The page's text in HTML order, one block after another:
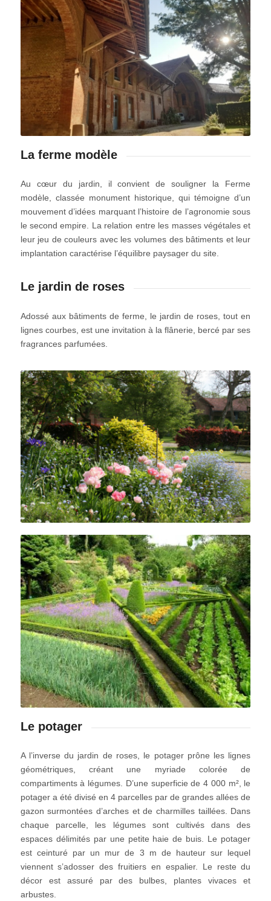
La ferme modèle
Au cœur du jardin, il convient de souligner la Ferme
modèle, classée monument historique, qui témoigne d’un
mouvement d’idées marquant l’histoire de l’agronomie sous
le second empire. La relation entre les masses végétales et
leur jeu de couleurs avec les volumes des bâtiments et leur
implantation caractérise l’équilibre paysager du site.
Le jardin de roses
Adossé aux bâtiments de ferme, le jardin de roses, tout en
lignes courbes, est une invitation à la flânerie, bercé par ses
fragrances parfumées.
Le potager
A l’inverse du jardin de roses, le potager prône les lignes
géométriques, créant une myriade colorée de
compartiments à légumes. D’une superficie de 4 000 m², le
potager a été divisé en 4 parcelles par de grandes allées de
gazon surmontées d’arches et de charmilles taillées. Dans
chaque parcelle, les légumes sont cultivés dans des
espaces délimités par une petite haie de buis. Le potager
est ceinturé par un mur de 3 m de hauteur sur lequel
viennent s’adosser des fruitiers en espalier. Le reste du
décor est assuré par des bulbes, plantes vivaces et
arbustes.